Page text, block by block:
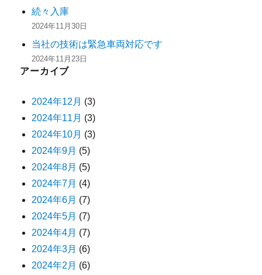
続々入庫
2024年11月30日
当社の技術は緊急車両対応です
2024年11月23日
アーカイブ
2024年12月 (3)
2024年11月 (3)
2024年10月 (3)
2024年9月 (5)
2024年8月 (5)
2024年7月 (4)
2024年6月 (7)
2024年5月 (7)
2024年4月 (7)
2024年3月 (6)
2024年2月 (6)